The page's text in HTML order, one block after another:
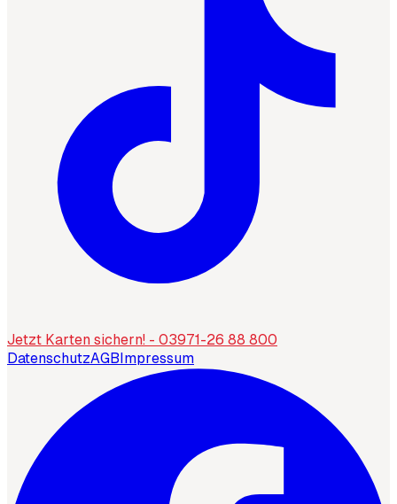
Jetzt Karten sichern! - 03971-26 88 800
DatenschutzAGBImpressum